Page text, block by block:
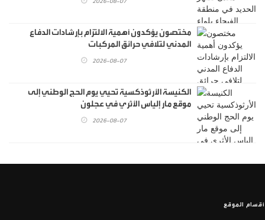
مختصون يؤكدون أهمية الالتزام بإرشادات الدفاع
المدني لتلافي حرائق المركبات
2026-08-07
الكنيسة الأرثوذكسية تحيي يوم الحج الوطني إلى
موقع مار إلياس الأثري في عجلون
2026-08-07
أقسام الموقع